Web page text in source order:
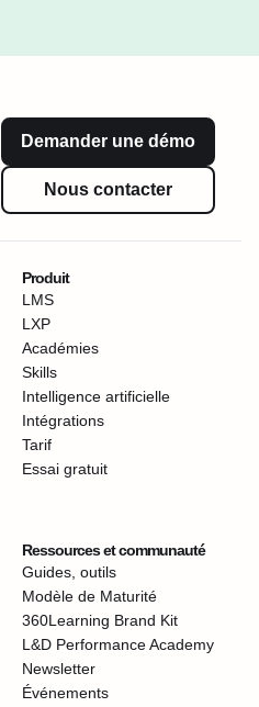
Demander une démo
Nous contacter
Produit
LMS
LXP
Académies
Skills
Intelligence artificielle
Intégrations
Tarif
Essai gratuit
Ressources et communauté
Guides, outils
Modèle de Maturité
360Learning Brand Kit
L&D Performance Academy
Newsletter
Événements